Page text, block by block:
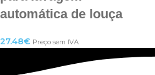
automática de louça
27.48€ Preço sem IVA